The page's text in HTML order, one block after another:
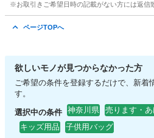
※お取引きご希望日時の記載がない方には返
ページTOPへ
欲しいモノが見つからなかった方
ご希望の条件を登録するだけで、新着
す。
選択中の条件 神奈川県 売ります・
キッズ用品
子供用バッグ